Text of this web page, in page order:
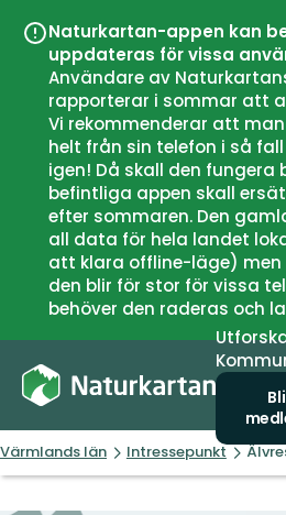
Naturkartan-appen kan
uppdateras för vissa
Användare av
rapporterar i sommar att
Vi rekommenderar att
helt från sin telefon i så
igen! Då skall den fungera
befintliga appen skall
efter sommaren. Den
all data för hela landet
att klara offline-läge)
den blir för stor för vissa
behöver den raderas och
Bli
Värmlands län Intressepunkt